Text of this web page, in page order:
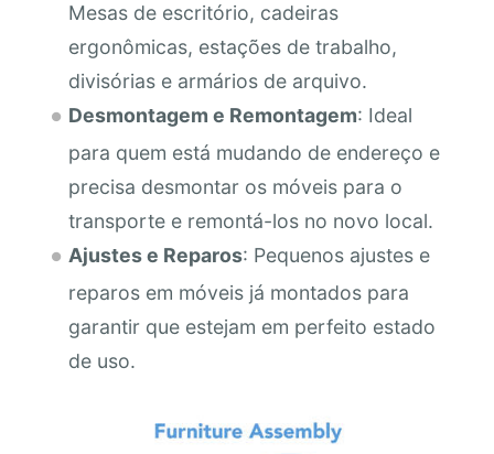
Mesas de escritório, cadeiras
ergonômicas, estações de trabalho,
divisórias e armários de arquivo.
Desmontagem e Remontagem: Ideal
para quem está mudando de endereço e
precisa desmontar os móveis para o
transporte e remontá-los no novo local.
Ajustes e Reparos: Pequenos ajustes e
reparos em móveis já montados para
garantir que estejam em perfeito estado
de uso.